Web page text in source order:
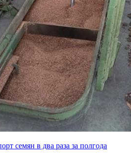
семян в два раза за полгода